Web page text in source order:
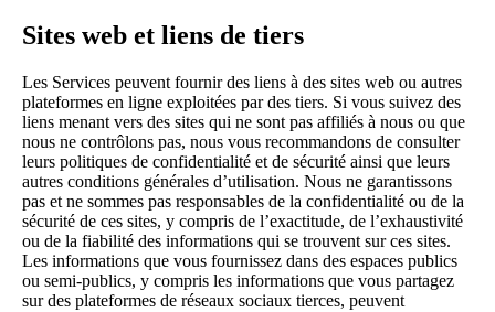
Sites web et liens de tiers
Les Services peuvent fournir des liens à des sites web ou autres
plateformes en ligne exploitées par des tiers. Si vous suivez des
liens menant vers des sites qui ne sont pas affiliés à nous ou que
nous ne contrôlons pas, nous vous recommandons de consulter
leurs politiques de confidentialité et de sécurité ainsi que leurs
autres conditions générales d’utilisation. Nous ne garantissons
pas et ne sommes pas responsables de la confidentialité ou de la
sécurité de ces sites, y compris de l’exactitude, de l’exhaustivité
ou de la fiabilité des informations qui se trouvent sur ces sites.
Les informations que vous fournissez dans des espaces publics
ou semi-publics, y compris les informations que vous partagez
sur des plateformes de réseaux sociaux tierces, peuvent